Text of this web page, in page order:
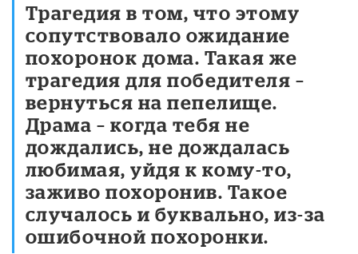
Трагедия в том, что этому
сопутствовало ожидание
похоронок дома. Такая же
трагедия для победителя –
вернуться на пепелище.
Драма – когда тебя не
дождались, не дождалась
любимая, уйдя к кому-то,
заживо похоронив. Такое
случалось и буквально, из-за
ошибочной похоронки.